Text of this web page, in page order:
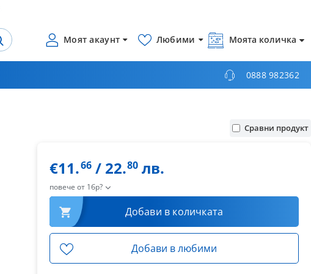
Моят акаунт Любими Моята количка
0888 982362
Сравни продукт
€11.66/ 22.80 лв.
повече от 1бр?
Добави в количката
Добави в любими